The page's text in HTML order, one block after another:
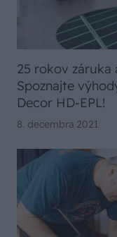
25 rokov záruka
Spoznajte
Decor HD-EPL!
8. decembra 2021